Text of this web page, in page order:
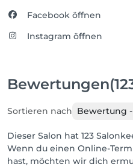
Facebook öffnen
Instagram öffnen
Bewertungen
Sortieren nach Bewertung
Dieser Salon hat 123
Wenn du einen Online-
hast, möchten wir dich